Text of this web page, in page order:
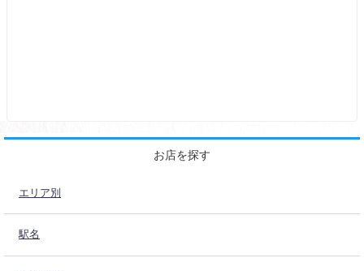
お店を探す
エリア別
駅名